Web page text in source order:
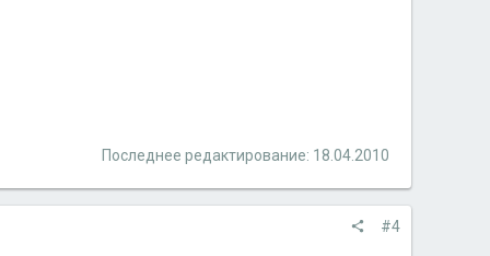
Последнее редактирование: 18.04.2010
#4